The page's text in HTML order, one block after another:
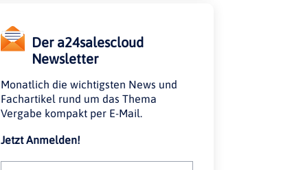
Der a24salescloud
Newsletter
Monatlich die wichtigsten News und
Fachartikel rund um das Thema
Vergabe kompakt per E-Mail.
Jetzt Anmelden!